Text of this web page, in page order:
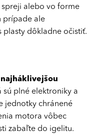
spreji alebo vo forme
prípade ale
plasty dôkladne očistiť.
najháklivejšou
sú plné elektroniky a
jednotky chránené
motora vôbec
zabaľte do igelitu.